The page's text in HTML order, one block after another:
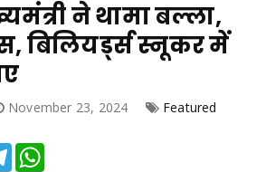
ने थामा बल्ला,
बिलियर्ड्स स्नूकर में
November 23, 2024 Featured
Telegram